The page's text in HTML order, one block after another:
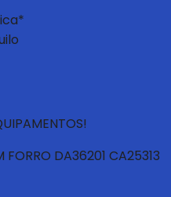
FORRO DA36201 CA25313